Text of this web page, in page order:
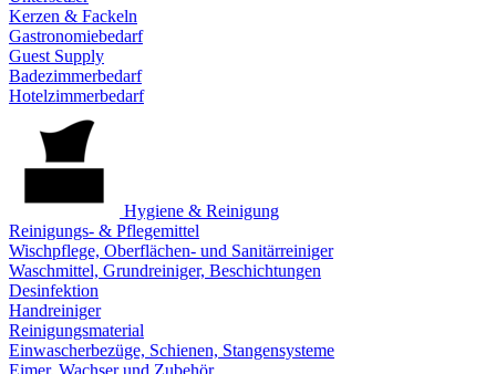
Kerzen & Fackeln
Gastronomiebedarf
Guest Supply
Badezimmerbedarf
Hotelzimmerbedarf
Hygiene & Reinigung
Reinigungs- & Pflegemittel
Wischpflege, Oberflächen- und Sanitärreiniger
Waschmittel, Grundreiniger, Beschichtungen
Desinfektion
Handreiniger
Reinigungsmaterial
Einwascherbezüge, Schienen, Stangensysteme